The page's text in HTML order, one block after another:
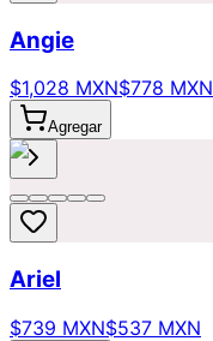
Angie
$1,028 MXN$778 MXN
Agregar
Ariel
$739 MXN$537 MXN